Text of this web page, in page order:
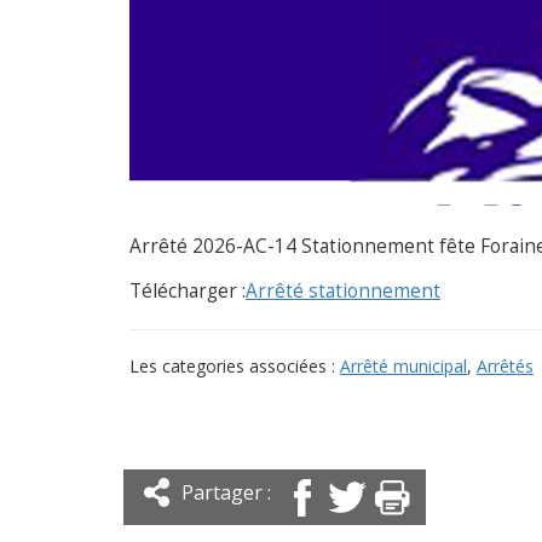
Arrêté 2026-AC-14 Stationnement fête
Télécharger :Arrêté stationnement
Les categories associées : Arrêté municipal, Arrêtés
Partager :